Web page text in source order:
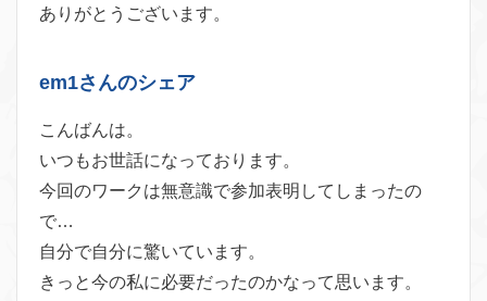
ありがとうございます。
em1さんのシェア
こんばんは。
いつもお世話になっております。
今回のワークは無意識で参加表明してしまったの
で…
自分で自分に驚いています。
きっと今の私に必要だったのかなって思います。